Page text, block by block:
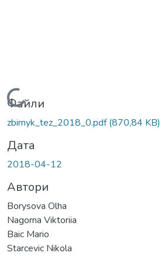
Вантажиться...
Файли
zbirnyk_tez_2018_0.pdf(870,84 KB)
Дата
2018-04-12
Автори
Borysova Olha
Nagorna Viktoriia
Baic Mario
Starcevic Nikola